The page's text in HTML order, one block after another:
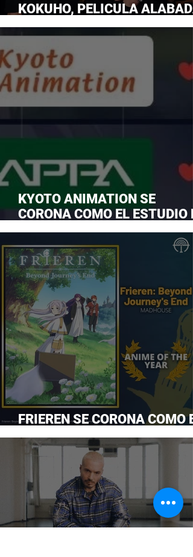
KOKUHO, PELICULA
POR TOM CRUISE
KYOTO ANIMATION SE
CORONA COMO EL ESTUDIO
ANIME FAVORITO Y LE ROBA
CORONA A MAPPA
FRIEREN SE CORONA COMO
ANIME DEL AÑO